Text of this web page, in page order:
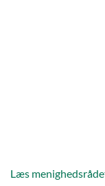
Læs